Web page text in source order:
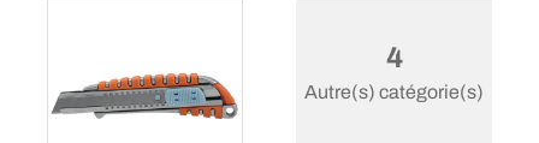
4
Autre(s) catégorie(s)